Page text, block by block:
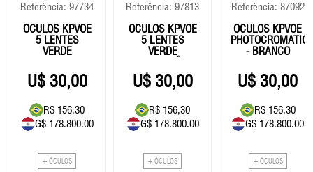
Referência: 97734
ÓCULOS KPVOE
5 LENTES
VERDE
30,00
R$ 156,30
G$ 178.800.00
+ ÓCULOS
Referência: 97813
ÓCULOS KPVOE
5 LENTES
VERDE
30,00
R$ 156,30
G$ 178.800.00
+ ÓCULOS
Referência: 87092
OCULOS KPVOE
PHOTOCROMATIC
- BRANCO
30,00
R$ 156,30
G$ 178.800.00
+ ÓCULOS